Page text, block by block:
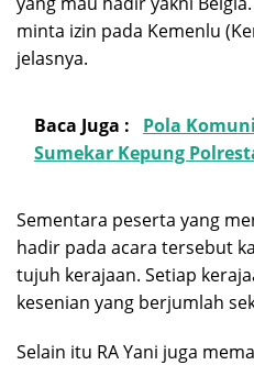
minta izin pada Kemenlu
jelasnya.
Baca Juga :
Pola
Sumekar Kepung
Sementara peserta yang
hadir pada acara tersebut
tujuh kerajaan. Setiap
kesenian yang berjumlah
Selain itu RA Yani juga